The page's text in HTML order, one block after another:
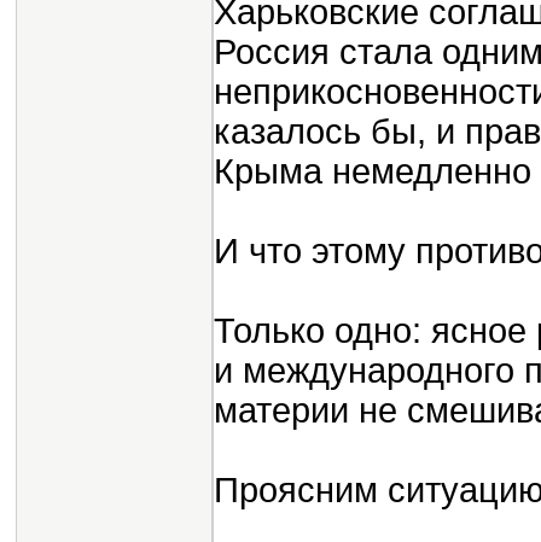
Харьковские
Россия стала
казалось бы, и
Крыма немедленно
И что этому
Только одно: ясное
и международного
материи не
Проясним